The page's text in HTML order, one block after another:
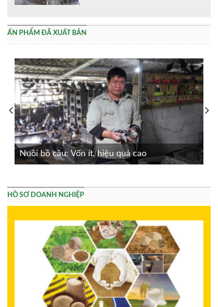
ẤN PHẨM ĐÃ XUẤT BẢN
Nuôi bồ câu: Vốn ít, hiệu quả cao
HỒ SƠ DOANH NGHIỆP